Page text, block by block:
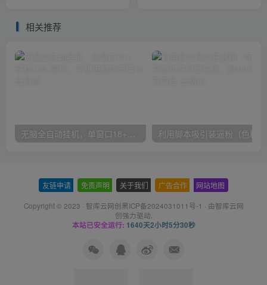
相关推荐
无脑全自动挂机，单窗口18+，可挂100+窗口，手机电脑均可操作
友链申请 免责声明 关于我们 广告合作 网站地图
Copyright © 2023 · 智库云网创黑ICP备2024031011号-1 · 由智库云网
创强力驱动.
本站已安全运行: 1640天2小时5分31秒